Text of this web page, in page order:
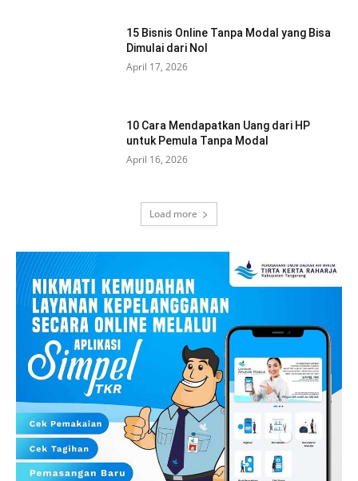
15 Bisnis Online Tanpa Modal yang Bisa
Dimulai dari Nol
April 17, 2026
10 Cara Mendapatkan Uang dari HP
untuk Pemula Tanpa Modal
April 16, 2026
Load more